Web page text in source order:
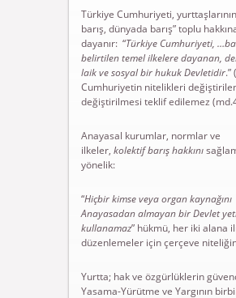
Türkiye Cumhuriyeti,
barış, dünyada barış” toplu
dayanır: “Türkiye Cumhuriyeti,
belirtilen temel ilkelere dayanan,
laik ve sosyal bir hukuk Devletidir.”
Cumhuriyetin nitelikleri
değiştirilmesi teklif edilemez
Anayasal kurumlar, normlar ve
ilkeler, kolektif barış hakkını
yönelik:
“Hiçbir kimse veya organ kaynağını
Anayasadan almayan bir Devlet
kullanamaz” hükmü, her iki alana
düzenlemeler için çerçeve
Yurtta; hak ve özgürlüklerin
Yasama-Yürütme ve Yargının